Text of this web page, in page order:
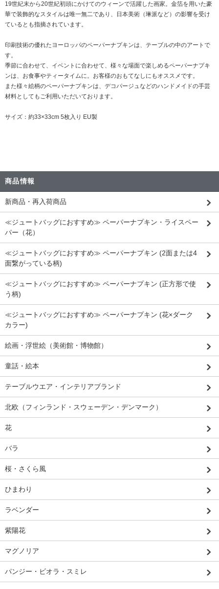
19世紀末から20世紀初頭にかけてのウィーンで活躍した画家。金箔を用いた豪
華で装飾的なスタイルは唯一無二であり、日本美術（琳派など）の影響を受け
ているとも指摘されています。
印刷技術の優れたヨーロッパのペーパーナプキンは、テーブルの中のアートで
す。
季節に合わせて、イベントに合わせて、様々な場面で楽しめるペーパーナプキ
ンは、お食事やティータイムに。お客様のおもてなしにもオススメです。
また様々絵柄のペーパーナプキンは、デコパージュなどのハンドメイドの手芸
材料としてもご利用いただいております。
サイズ：約33×33cm 5枚入り EU製
商品情報
新商品・再入荷商品
≪ジュートバッグにおすすめ≫ ペーパーナプキン・ライスペー
パー（花）
≪ジュートバッグにおすすめ≫ ペーパーナプキン (2面または4
面繋がっている柄)
≪ジュートバッグにおすすめ≫ ペーパーナプキン (正方形で使
う柄)
≪ジュートバッグにおすすめ≫ ペーパーナプキン (花×ダーク
カラー)
絵画・浮世絵（美術館・博物館）
童話・絵本
テーブルウエア・インテリアブランド
北欧（フィンランド・スウェーデン・デンマーク）
花
バラ
桜・さくら風
ひまわり
ラベンダー
紫陽花
マグノリア
パンジー・ビオラ・スミレ